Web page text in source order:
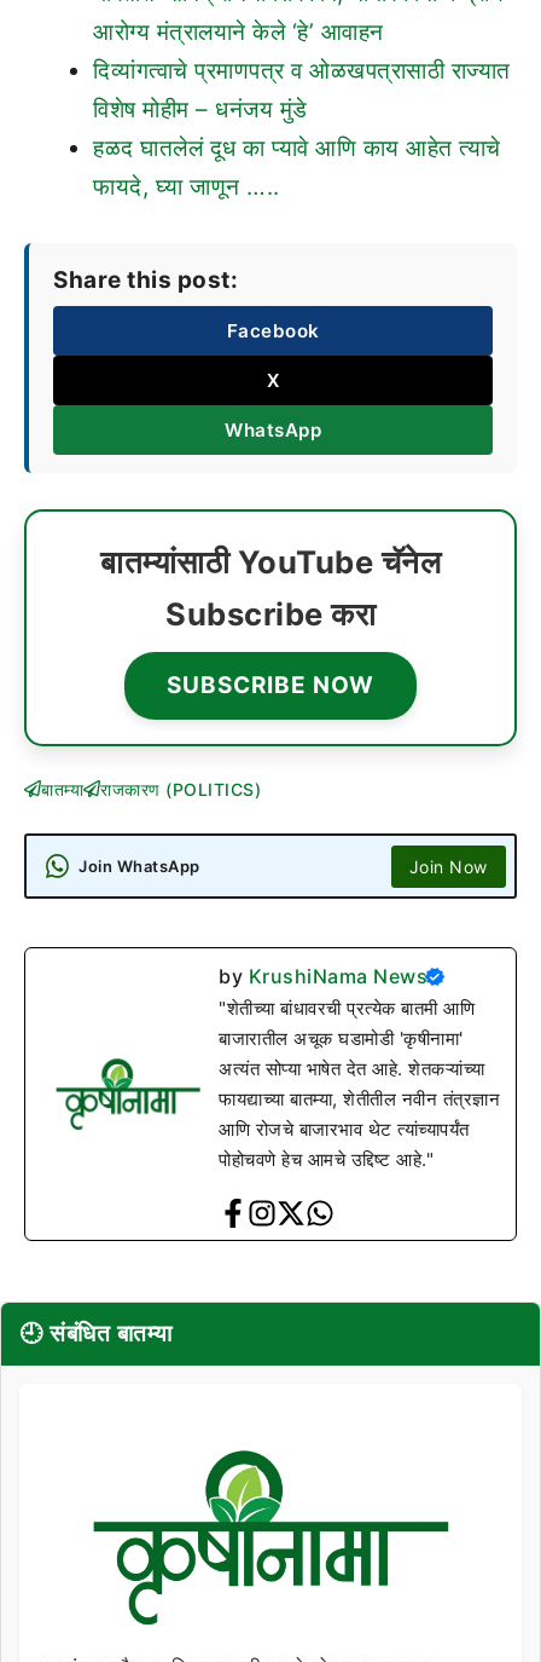
आरोग्य मंत्रालयाने केले ‘हे’ आवाहन
दिव्यांगत्वाचे प्रमाणपत्र व ओळखपत्रासाठी राज्यात
विशेष मोहीम – धनंजय मुंडे
हळद घातलेलं दूध का प्यावे आणि काय आहेत त्याचे
फायदे, घ्या जाणून …..
Share this post:
Facebook
X
WhatsApp
बातम्यांसाठी YouTube चॅनेल
Subscribe करा
SUBSCRIBE NOW
बातम्या राजकारण (POLITICS)
Join WhatsApp Join Now
by KrushiNama News
"शेतीच्या बांधावरची प्रत्येक बातमी आणि
बाजारातील अचूक घडामोडी 'कृषीनामा'
अत्यंत सोप्या भाषेत देत आहे. शेतकऱ्यांच्या
फायद्याच्या बातम्या, शेतीतील नवीन तंत्रज्ञान
आणि रोजचे बाजारभाव थेट त्यांच्यापर्यंत
पोहोचवणे हेच आमचे उद्दिष्ट आहे."
🕘 संबंधित बातम्या